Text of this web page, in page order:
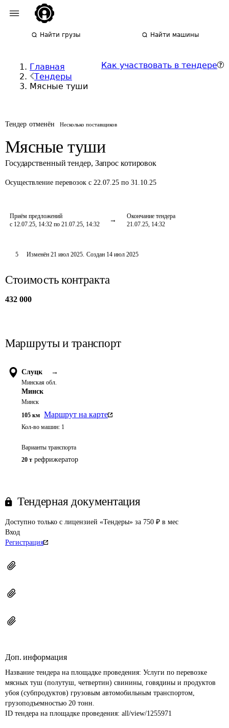
Найти грузы Найти машины
Главная
Тендеры
Мясные туши
Как участвовать в тендере
Тендер отменён Несколько поставщиков
Мясные туши
Государственный тендер, Запрос котировок
Осуществление перевозок с 22.07.25 по 31.10.25
Приём предложений
с 12.07.25, 14:32 по 21.07.25, 14:32
Окончание тендера
21.07.25, 14:32
5 Изменён 21 июл 2025. Создан 14 июл 2025
Стоимость контракта
432 000
Маршруты и транспорт
Слуцк →
Минская обл.
Минск
Минск
105 км Маршрут на карте
Кол-во машин: 1
Варианты транспорта
20 т рефрижератор
Тендерная документация
Доступно только с лицензией «Тендеры» за 750 ₽ в мес
Вход
Регистрация
Доп. информация
Название тендера на площадке проведения: Услуги по перевозке
мясных туш (полутуш, четвертин) свинины, говядины и продуктов
убоя (субпродуктов) грузовым автомобильным транспортом,
грузоподъемностью 20 тонн.
ID тендера на площадке проведения: all/view/1255971